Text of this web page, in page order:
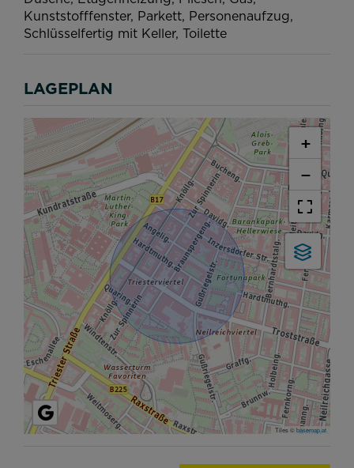
Kunststofffenster Parkett Personenaufzug
Schlüsselfertig mit Keller Toilette
LAGEPLAN
+
−
Tiles ©basemap.at